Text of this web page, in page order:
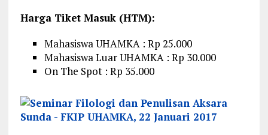
Harga Tiket Masuk (HTM):
Mahasiswa UHAMKA : Rp 25.000
Mahasiswa Luar UHAMKA : Rp 30.000
On The Spot : Rp 35.000